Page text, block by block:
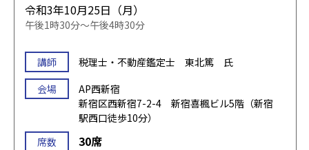
令和3年10月25日（月）
午後1時30分～午後4時30分
講師
税理士・不動産鑑定士 東北篤 氏
会場
AP西新宿
新宿区西新宿7-2-4 新宿喜楓ビル5階（新宿
駅西口徒歩10分）
席数
30席